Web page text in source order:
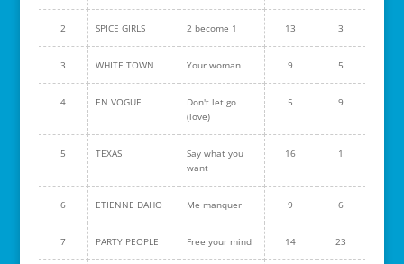
2 SPICE GIRLS 2 become 1 13 3
3 WHITE TOWN Your woman 9 5
4 EN VOGUE
Don't let go
(love)
5 9
5 TEXAS
Say what you
want
16 1
6 ETIENNE DAHO Me manquer 9 6
7 PARTY PEOPLE Free your mind 14 23